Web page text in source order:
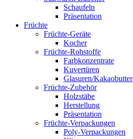
Schaufeln
Präsentation
Früchte
Früchte-Geräte
Kocher
Früchte-Rohstoffe
Farbkonzentrate
Kuvertüren
Glasuren/Kakaobutter
Früchte-Zubehör
Holzstäbe
Herstellung
Präsentation
Früchte-Verpackungen
Poly-Verpackungen